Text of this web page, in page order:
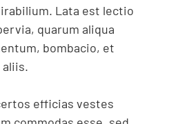
Lata est lectio
quarum aliqua
bombacio, et
efficias vestes